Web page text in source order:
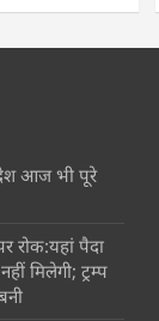
आज भी पूरे
रोक:यहां पैदा
मिलेगी; ट्रम्प